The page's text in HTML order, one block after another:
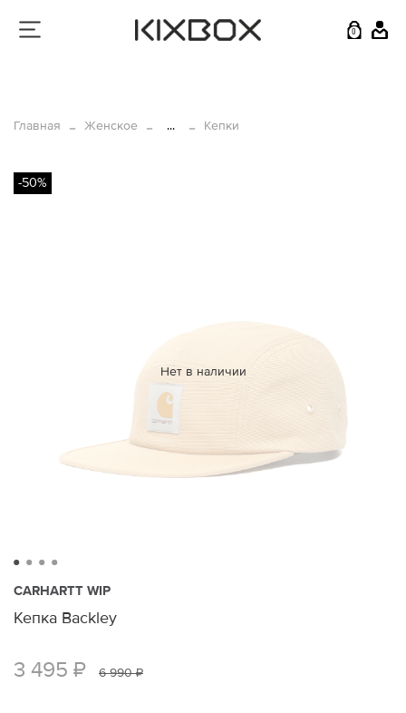
0
Главная Женское ... Кепки
Нет в наличии
-50%
CARHARTT WIP
Кепка Backley
3 495 ₽ 6 990 ₽